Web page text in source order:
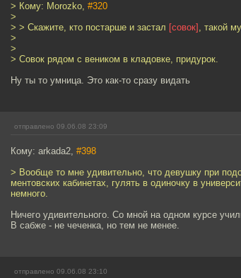
> Кому: Morozko, #320
>
> > Скажите, кто постарше и застал [совок] , такой
>
>
> Совок рядом с веником в кладовке, придурок.
Ну ты то умница. Это как-то сразу видать
отправлено 09.06.08 23:09
Кому: arkada2, #398
> Вообще то мне удивительно, что девушку при
ментовских кабинетах, гулять в одиночку в
немного.
Ничего удивительного. Со мной на одном курсе
В сабже - не чеченка, но тем не менее.
отправлено 09.06.08 23:10